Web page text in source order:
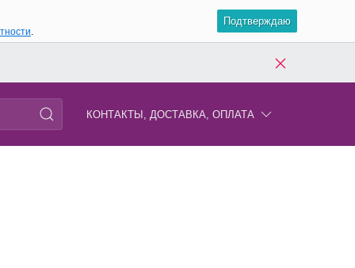
.
Подтверждаю
КОНТАКТЫ, ДОСТАВКА, ОПЛАТА